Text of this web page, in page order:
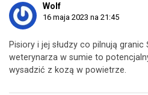
Wolf
16 maja 2023 na 21:45
Pisiory i jej słudzy co pilnują
weterynarza w sumie to
wysadzić z kozą w powietrze.